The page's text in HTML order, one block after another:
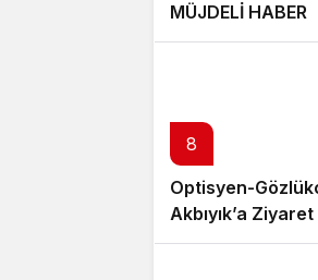
MÜJDELİ HABER
8
Optisyen-
Akbıyık’a Ziyaret